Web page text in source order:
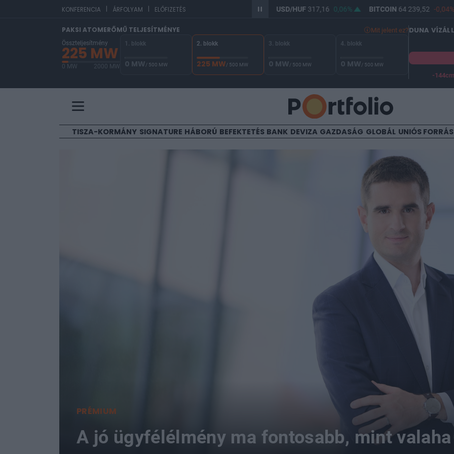
KONFERENCIA | ÁRFOLYAM | ELŐFIZETÉS
EUR/HUF USD/HUF317,16 0,06% BITCOIN64 239,52 -0,04%
PAKSI ATOMERŐMŰ TELJESÍTMÉNYE Mit jelent ez?
Összteljesítmény
225 MW
0 MW 2000 MW
1. blokk
0 MW/ 500 MW
2. blokk
225 MW/ 500 MW
3. blokk
0 MW/ 500 MW
4. blokk
0 MW/ 500 MW
DUNA
-
TISZA-KORMÁNY SIGNATURE HÁBORÚ BEFEKTETÉS BANK DEVIZA GAZDASÁG GLOBÁL UNIÓS
PRÉMIUM
A jó ügyfélélmény ma fontosabb, mint